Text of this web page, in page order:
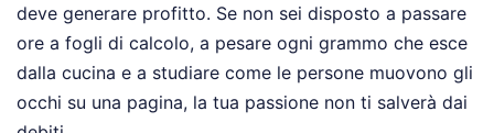
deve generare profitto. Se non sei disposto a passare
ore a fogli di calcolo, a pesare ogni grammo che esce
dalla cucina e a studiare come le persone muovono gli
occhi su una pagina, la tua passione non ti salverà dai